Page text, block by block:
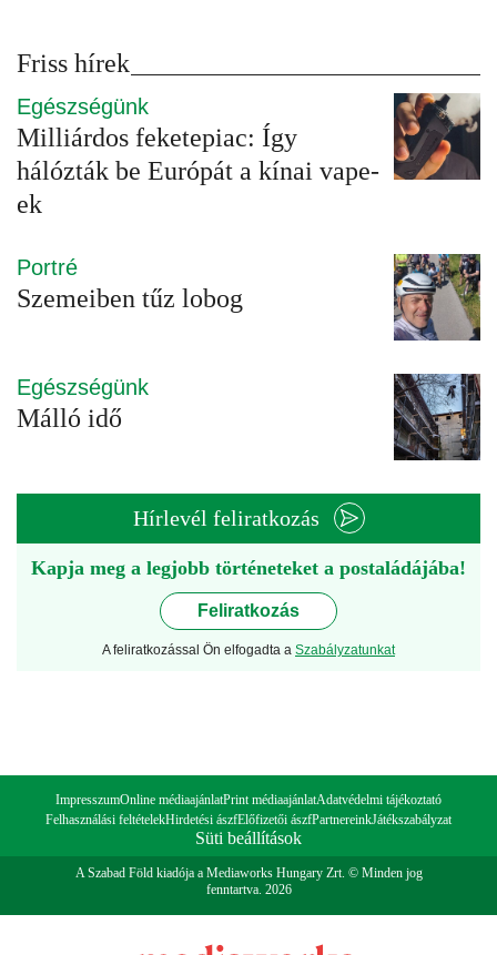
Friss hírek
Egészségünk
Milliárdos feketepiac: Így
hálózták be Európát a kínai vape-
ek
Portré
Szemeiben tűz lobog
Egészségünk
Málló idő
Hírlevél feliratkozás
Kapja meg a legjobb történeteket a postaládájába!
Feliratkozás
A feliratkozással Ön elfogadta a Szabályzatunkat
ImpresszumOnline médiaajánlatPrint médiaajánlatAdatvédelmi tájékoztató
Felhasználási feltételekHirdetési ászfElőfizetői ászfPartnereinkJátékszabályzat
Süti beállítások
A Szabad Föld kiadója a Mediaworks Hungary Zrt. © Minden jog
fenntartva. 2026